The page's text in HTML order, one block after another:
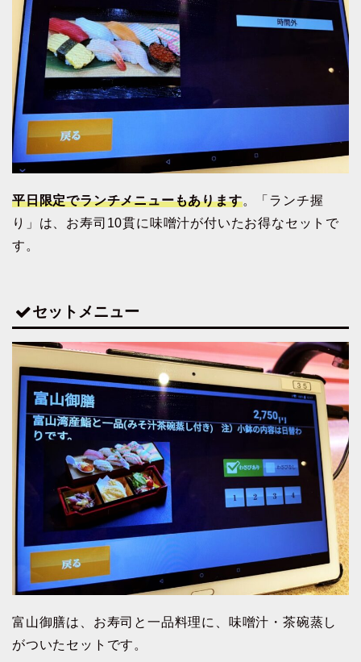
平日限定でランチメニューもあります。「ランチ握
り」は、お寿司10貫に味噌汁が付いたお得なセットで
す。
セットメニュー
富山御膳は、お寿司と一品料理に、味噌汁・茶碗蒸し
がついたセットです。